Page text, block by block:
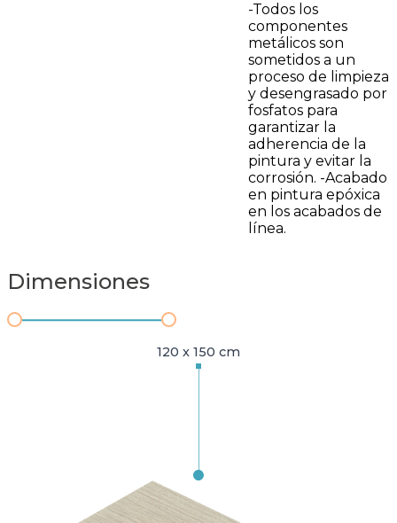
-Todos los
componentes
metálicos son
sometidos a un
proceso de limpieza
y desengrasado por
fosfatos para
garantizar la
adherencia de la
pintura y evitar la
corrosión. -Acabado
en pintura epóxica
en los acabados de
línea.
Dimensiones
120 x 150 cm